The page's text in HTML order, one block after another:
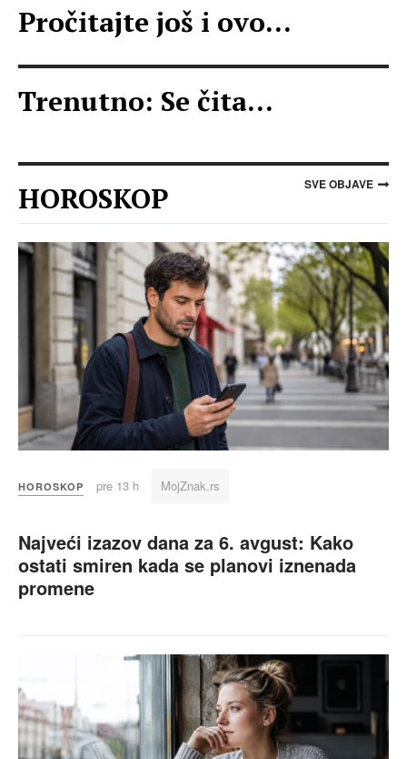
Pročitajte još i ovo...
Trenutno: Se čita...
HOROSKOP SVE OBJAVE
HOROSKOP pre 13 h MojZnak.rs
Najveći izazov dana za 6. avgust: Kako
ostati smiren kada se planovi iznenada
promene